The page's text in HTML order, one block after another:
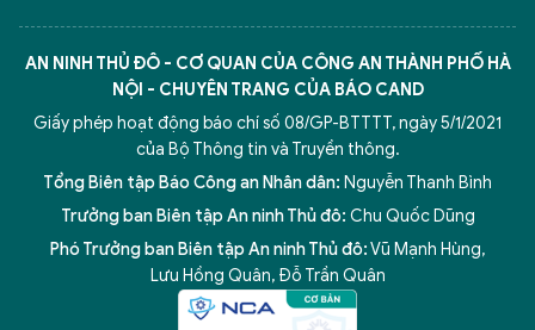
AN NINH THỦ ĐÔ - CƠ QUAN CỦA CÔNG AN THÀNH PHỐ HÀ
NỘI - CHUYÊN TRANG CỦA BÁO CAND
Giấy phép hoạt động báo chí số 08/GP-BTTTT, ngày 5/1/2021
của Bộ Thông tin và Truyền thông.
Tổng Biên tập Báo Công an Nhân dân: Nguyễn Thanh Bình
Trưởng ban Biên tập An ninh Thủ đô: Chu Quốc Dũng
Phó Trưởng ban Biên tập An ninh Thủ đô:Vũ Mạnh Hùng,
Lưu Hồng Quân, Đỗ Trần Quân
5 điểm nghẽn của Hà Nội giải pháp xử lý điểm nghẽn của